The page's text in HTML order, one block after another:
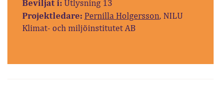
Beviljat i: Utlysning 13
Projektledare: Pernilla Holgersson, NILU
Klimat- och miljöinstitutet AB